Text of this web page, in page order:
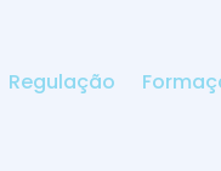
Regulação